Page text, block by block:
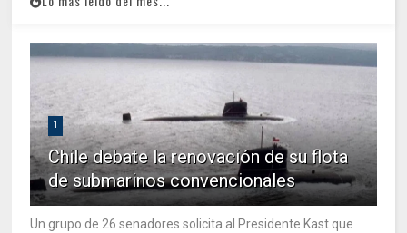
1
Chile debate la renovación de su flota
de submarinos convencionales
Un grupo de 26 senadores solicita al Presidente Kast que